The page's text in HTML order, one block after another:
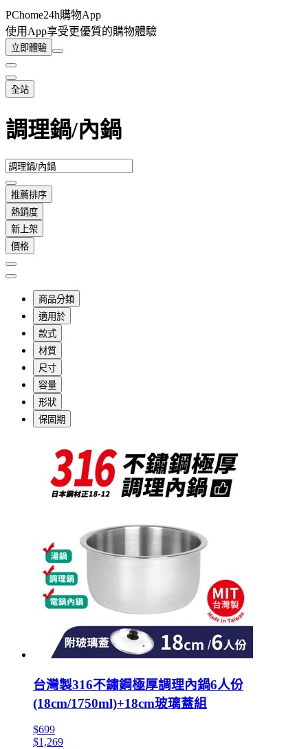
PChome24h購物App
使用App享受更優質的購物體驗
立即體驗
全站
調理鍋/內鍋
推薦排序
熱銷度
新上架
價格
商品分類
適用於
款式
材質
尺寸
容量
形狀
保固期
台灣製316不鏽鋼極厚調理內鍋6人份
(18cm/1750ml)+18cm玻璃蓋組
$699
$1,269